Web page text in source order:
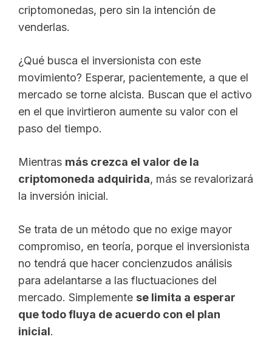
criptomonedas, pero sin la intención de
venderlas.
¿Qué busca el inversionista con este
movimiento? Esperar, pacientemente, a que el
mercado se torne alcista. Buscan que el activo
en el que invirtieron aumente su valor con el
paso del tiempo.
Mientras más crezca el valor de la
criptomoneda adquirida, más se revalorizará
la inversión inicial.
Se trata de un método que no exige mayor
compromiso, en teoría, porque el inversionista
no tendrá que hacer concienzudos análisis
para adelantarse a las fluctuaciones del
mercado. Simplemente se limita a esperar
que todo fluya de acuerdo con el plan
inicial.